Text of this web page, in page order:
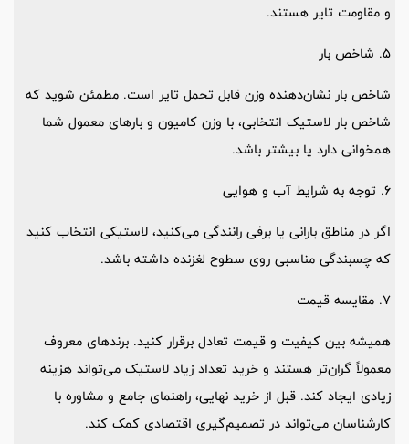
و مقاومت تایر هستند.
5. شاخص بار
شاخص بار نشان‌دهنده وزن قابل تحمل تایر است. مطمئن شوید که
شاخص بار لاستیک انتخابی، با وزن کامیون و بارهای معمول شما
همخوانی دارد یا بیشتر باشد.
6. توجه به شرایط آب و هوایی
اگر در مناطق بارانی یا برفی رانندگی می‌کنید، لاستیکی انتخاب کنید
که چسبندگی مناسبی روی سطوح لغزنده داشته باشد.
7. مقایسه قیمت
همیشه بین کیفیت و قیمت تعادل برقرار کنید. برندهای معروف
معمولاً گران‌تر هستند و خرید تعداد زیاد لاستیک می‌تواند هزینه
زیادی ایجاد کند. قبل از خرید نهایی، راهنمای جامع و مشاوره با
کارشناسان می‌تواند در تصمیم‌گیری اقتصادی کمک کند.